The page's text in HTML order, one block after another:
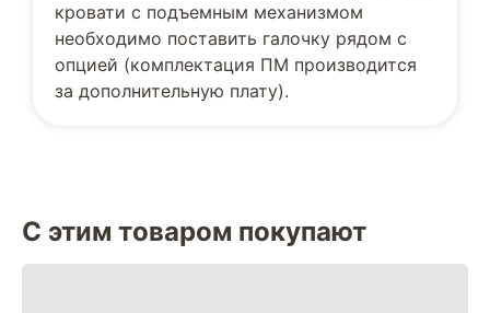
кровати с подъемным механизмом
необходимо поставить галочку рядом с
опцией (комплектация ПМ производится
за дополнительную плату).
С этим товаром покупают